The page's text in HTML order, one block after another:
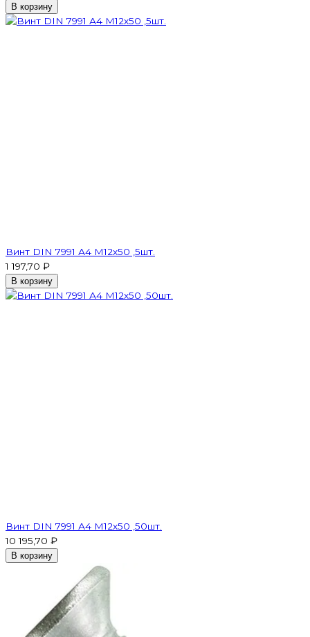
В корзину
Винт DIN 7991 А4 M12х50 ,5шт.
1 197,70 ₽
В корзину
Винт DIN 7991 А4 M12х50 ,50шт.
10 195,70 ₽
В корзину